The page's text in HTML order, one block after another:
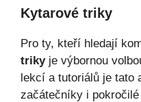
Kytarové triky
Pro ty, kteří hledají
trikyje výbornou
lekcí a tutoriálů je tato
začátečníky i